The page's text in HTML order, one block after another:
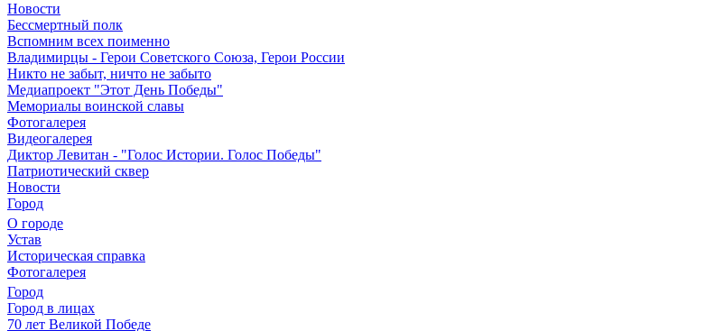
Новости
Бессмертный полк
Вспомним всех поименно
Владимирцы - Герои Советского Союза, Герои России
Никто не забыт, ничто не забыто
Медиапроект "Этот День Победы"
Мемориалы воинской славы
Фотогалерея
Видеогалерея
Диктор Левитан - "Голос Истории. Голос Победы"
Патриотический сквер
Новости
Город
О городе
Устав
Историческая справка
Фотогалерея
Город
Город в лицах
70 лет Великой Победе